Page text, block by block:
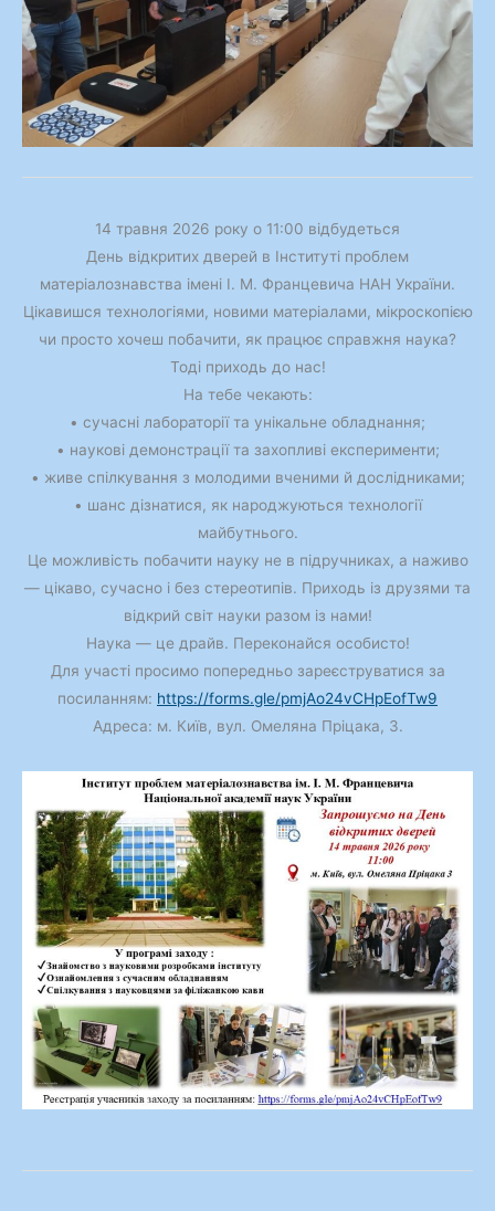
14 травня 2026 року о 11:00 відбудеться
День відкритих дверей в Інституті проблем
матеріалознавства імені І. М. Францевича НАН України.
Цікавишся технологіями, новими матеріалами, мікроскопією
чи просто хочеш побачити, як працює справжня наука?
Тоді приходь до нас!
На тебе чекають:
• сучасні лабораторії та унікальне обладнання;
• наукові демонстрації та захопливі експерименти;
• живе спілкування з молодими вченими й дослідниками;
• шанс дізнатися, як народжуються технології
майбутнього.
Це можливість побачити науку не в підручниках, а наживо
— цікаво, сучасно і без стереотипів. Приходь із друзями та
відкрий світ науки разом із нами!
Наука — це драйв. Переконайся особисто!
Для участі просимо попередньо зареєструватися за
посиланням: https://forms.gle/pmjAo24vCHpEofTw9
Адреса: м. Київ, вул. Омеляна Пріцака, 3.